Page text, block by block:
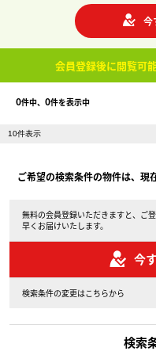
今
会員登録後に閲覧可
0件中、 0件を表示中
ご希望の検索条件の物件は、現
無料の会員登録いただきますと、ご
早くお届けいたします。
今
検索条件の変更はこちらから
検索